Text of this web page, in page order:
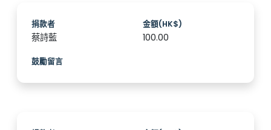
捐款者
蔡詩藍
金額(HK$)
100.00
鼓勵留言